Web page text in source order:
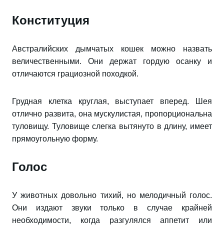
Конституция
Австралийских дымчатых кошек можно назвать
величественными. Они держат гордую осанку и
отличаются грациозной походкой.
Грудная клетка круглая, выступает вперед. Шея
отлично развита, она мускулистая, пропорциональна
туловищу. Туловище слегка вытянуто в длину, имеет
прямоугольную форму.
Голос
У животных довольно тихий, но мелодичный голос.
Они издают звуки только в случае крайней
необходимости, когда разгулялся аппетит или